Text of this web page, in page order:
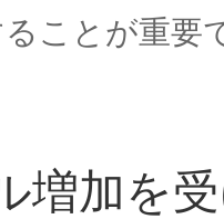
ことが重要
増加を